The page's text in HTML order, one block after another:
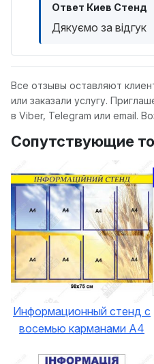
Ответ Киев Стенд
Дякуємо за відгук
Все отзывы оставляют
или заказали услугу.
в Viber, Telegram или email.
Сопутствующие
Информационный стенд с
восемью карманами А4